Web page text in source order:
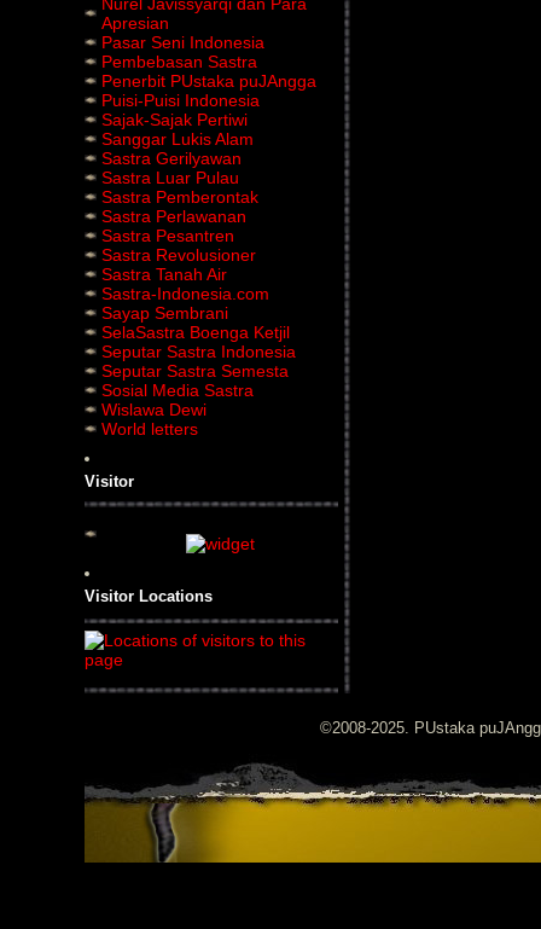
Apresian
Pasar Seni Indonesia
Pembebasan Sastra
Penerbit PUstaka puJAngga
Puisi-Puisi Indonesia
Sajak-Sajak Pertiwi
Sanggar Lukis Alam
Sastra Gerilyawan
Sastra Luar Pulau
Sastra Pemberontak
Sastra Perlawanan
Sastra Pesantren
Sastra Revolusioner
Sastra Tanah Air
Sastra-Indonesia.com
Sayap Sembrani
SelaSastra Boenga Ketjil
Seputar Sastra Indonesia
Seputar Sastra Semesta
Sosial Media Sastra
Wislawa Dewi
World letters
Visitor
Visitor Locations
©2008-2025. PUstaka